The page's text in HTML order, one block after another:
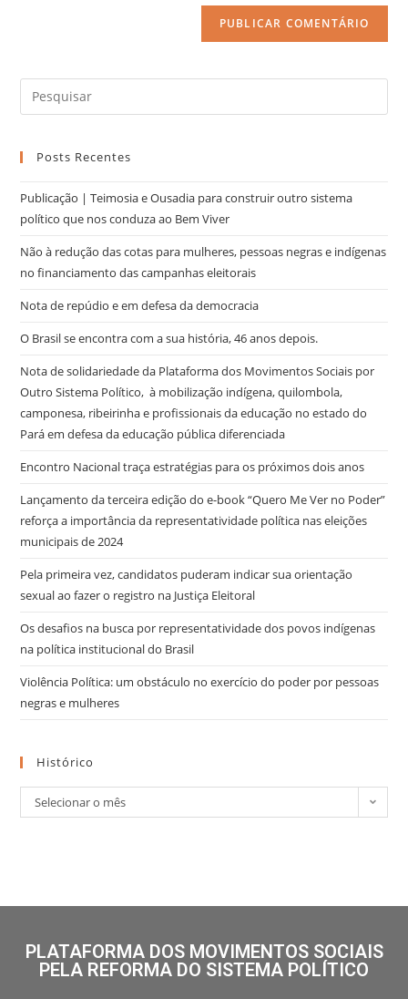
Posts Recentes
Publicação | Teimosia e Ousadia para construir outro sistema
político que nos conduza ao Bem Viver
Não à redução das cotas para mulheres, pessoas negras e indígenas
no financiamento das campanhas eleitorais
Nota de repúdio e em defesa da democracia
O Brasil se encontra com a sua história, 46 anos depois.
Nota de solidariedade da Plataforma dos Movimentos Sociais por
Outro Sistema Político, à mobilização indígena, quilombola,
camponesa, ribeirinha e profissionais da educação no estado do
Pará em defesa da educação pública diferenciada
Encontro Nacional traça estratégias para os próximos dois anos
Lançamento da terceira edição do e-book “Quero Me Ver no Poder”
reforça a importância da representatividade política nas eleições
municipais de 2024
Pela primeira vez, candidatos puderam indicar sua orientação
sexual ao fazer o registro na Justiça Eleitoral
Os desafios na busca por representatividade dos povos indígenas
na política institucional do Brasil
Violência Política: um obstáculo no exercício do poder por pessoas
negras e mulheres
Histórico
Selecionar o mês
PLATAFORMA DOS MOVIMENTOS SOCIAIS
PELA REFORMA DO SISTEMA POLÍTICO